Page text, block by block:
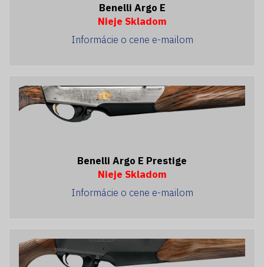
Benelli Argo E
Nieje Skladom
Informácie o cene e-mailom
Benelli Argo E Prestige
Nieje Skladom
Informácie o cene e-mailom